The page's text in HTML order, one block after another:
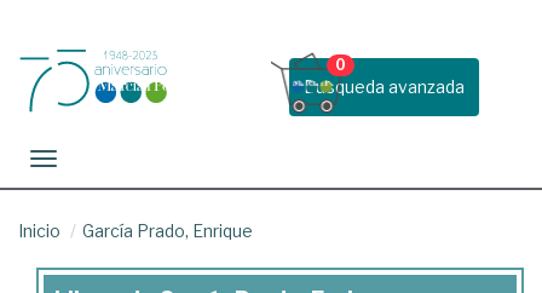
Busqueda avanzada
0
Toggle navigation
Inicio García Prado, Enrique